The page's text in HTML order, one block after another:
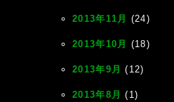
2013年11月 (24)
2013年10月 (18)
2013年9月 (12)
2013年8月 (1)